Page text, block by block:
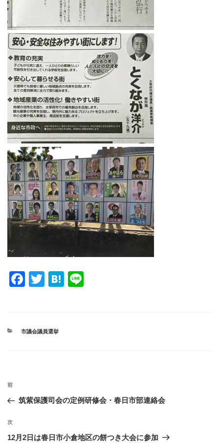
F
e
T
er
H
カ
市議会議員選挙
投
ナ
ビ
ゲ
過
去
投
前
筑紫保護司会の定例研修会・春日市部連絡会
次
の
次
12月2日は春日市小倉地区の餅つき大会に参加